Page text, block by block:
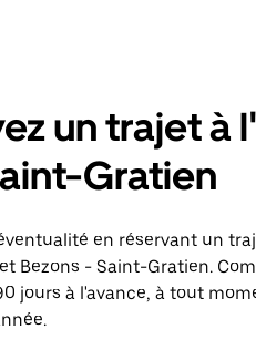
un trajet à
Gratien
en réservant un
Bezons - Saint-Gratien.
jours à l'avance, à tout